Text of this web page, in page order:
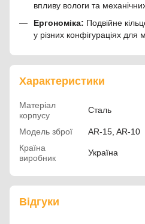
впливу вологи та
Ергономіка: Подвійне
у різних конфігураціях для
Характеристики
Матеріал
корпусу
Сталь
Модель зброї
AR-15, AR-10
Країна
виробник
Україна
Відгуки